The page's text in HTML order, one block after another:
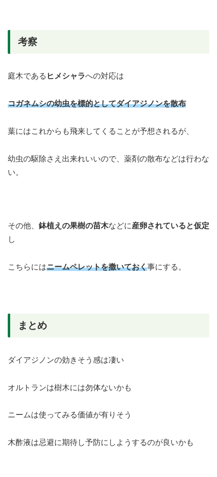
考察
庭木である ヒメシャラへの対応は
コガネムシの幼虫を標的としてダイアジノンを散布
葉にはこれからも飛来してくることが予想されるが、
幼虫の駆除さえ出来れいいので、薬剤の散布などは行わな
い。
その他、 鉢植えの果樹の苗木などに産卵されていると仮定
し
こちらにはニームペレットを撒いておく事にする。
まとめ
ダイアジノンの効きそう感は凄い
オルトランは樹木には勿体ないかも
ニームは使ってみる価値が有りそう
木酢液は忌避に期待し予防にしようするのが良いかも